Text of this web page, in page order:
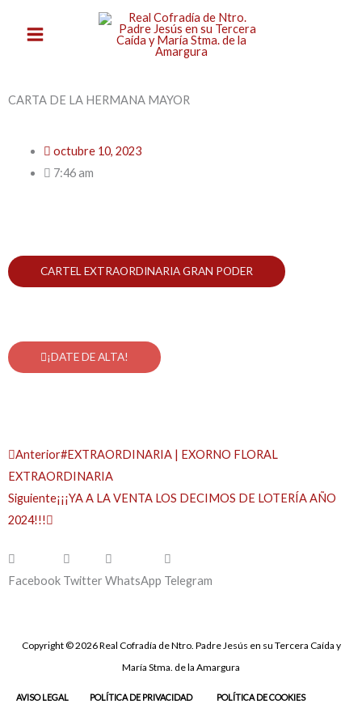
CARTA DE LA HERMANA MAYOR
octubre 10, 2023
7:46 am
CARTEL EXTRAORDINARIA GRAN PODER
¡DATE DE ALTA!
Prev
Anterior#EXTRAORDINARIA | EXORNO FLORAL
EXTRAORDINARIA
Siguiente¡¡¡YA A LA VENTA LOS DECIMOS DE LOTERÍA AÑO
2024!!!
Next
Facebook Twitter WhatsApp Telegram
Copyright © 2026 Real Cofradía de Ntro. Padre Jesús en su Tercera Caída y
María Stma. de la Amargura
AVISO LEGAL POLÍTICA DE PRIVACIDAD POLÍTICA DE COOKIES